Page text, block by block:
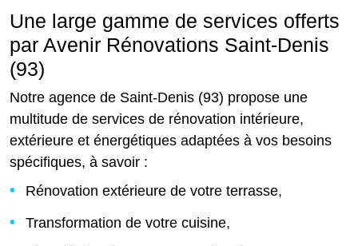
Une large gamme de services offerts
par Avenir Rénovations Saint-Denis
(93)
Notre agence de Saint-Denis (93) propose une
multitude de services de rénovation intérieure,
extérieure et énergétiques adaptées à vos besoins
spécifiques, à savoir :
Rénovation extérieure de votre terrasse,
Transformation de votre cuisine,